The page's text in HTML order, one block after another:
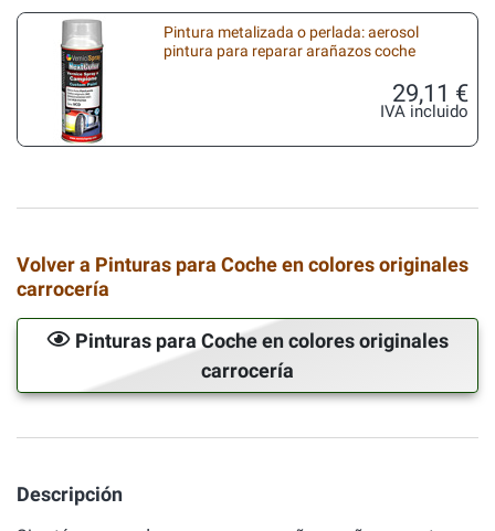
Pintura metalizada o perlada: aerosol
pintura para reparar arañazos coche
29,11 €
IVA incluido
Volver a Pinturas para Coche en colores originales
carrocería
Pinturas para Coche en colores originales
carrocería
Descripción